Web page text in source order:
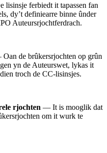
lisinsje ferbiedt it tapassen fan
dy’t definiearre binne ûnder
Auteursrjochtferdrach.
de brûkersrjochten op grûn
yn de Auteurswet, lykas it
troch de CC-lisinsjes.
rjochten — It is mooglik dat
om it wurk te